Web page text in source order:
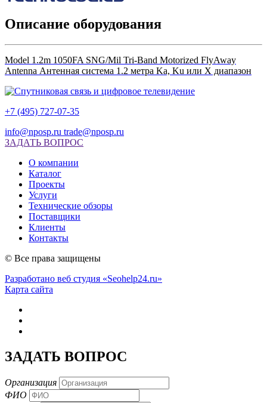
Описание оборудования
Model 1.2m 1050FA SNG/Mil Tri-Band Motorized FlyAway
Antenna Антенная система 1.2 метра Ka, Ku или X диапазон
+7 (495) 727-07-35
info@nposp.ru trade@nposp.ru
ЗАДАТЬ ВОПРОС
О компании
Каталог
Проекты
Услуги
Технические обзоры
Поставщики
Клиенты
Контакты
© Все права защищены
Разработано веб студия «Seohelp24.ru»
Карта сайта
ЗАДАТЬ ВОПРОС
Организация
ФИО